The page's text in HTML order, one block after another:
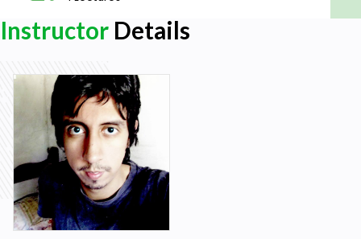
Goals
el nivel Trainee, para entrar a trabajar a una
empresa que te capacite.
Aprenderás POO (Programación orientada a
objetos), Lists, Clases, Objetos, atributos y
métodos, ¡Y mucho más!
Prerequisites
Instructor Details